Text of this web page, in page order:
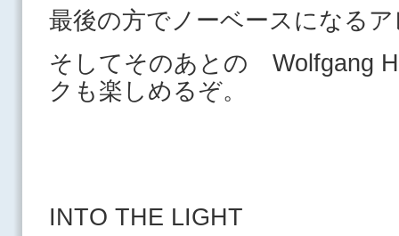
最後の方でノーベースになる
そしてそのあとの Wolfgang
クも楽しめるぞ。
INTO THE LIGHT